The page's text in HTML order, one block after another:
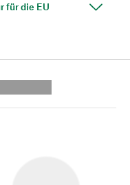
für die EU